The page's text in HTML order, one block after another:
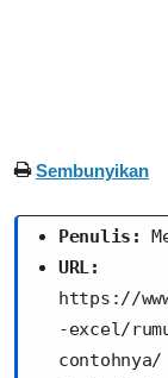
Sembunyikan
Penulis:
URL:
https://
-excel/
contohnya/